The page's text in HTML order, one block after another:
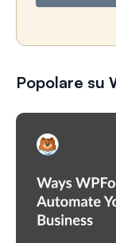
Popolare su